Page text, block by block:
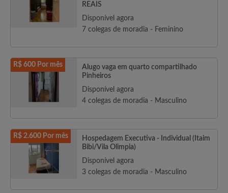
REAIS
Disponível agora
7 colegas de moradia - Feminino
R$ 600 Por mês
Alugo vaga em quarto compartilhado
Pinheiros
Disponível agora
4 colegas de moradia - Masculino
R$ 2.600 Por mês
Hospedagem Executiva - Individual (Itaim
Bibi/Vila Olimpia)
Disponível agora
3 colegas de moradia - Masculino